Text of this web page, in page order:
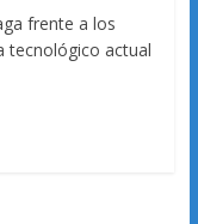
frente a los
tecnológico actual